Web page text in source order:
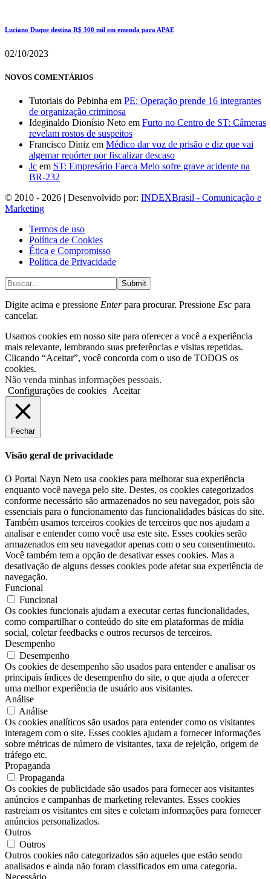
Luciano Duque destina R$ 300 mil em emenda para APAE
02/10/2023
NOVOS COMENTÁRIOS
Tutoriais do Pebinha em PE: Operação prende 16 integrantes
de organização criminosa
Ideginaldo Dionísio Neto em Furto no Centro de ST: Câmeras
revelam rostos de suspeitos
Francisco Diniz em Médico dar voz de prisão e diz que vai
algemar repórter por fiscalizar descaso
Jc em ST: Empresário Faeca Melo sofre grave acidente na
BR-232
© 2010 - 2026 | Desenvolvido por: INDEXBrasil - Comunicação e
Marketing
Termos de uso
Política de Cookies
Ética e Compromisso
Política de Privacidade
Submit
Digite acima e pressione Enterpara procurar. Pressione Esc para
cancelar.
Usamos cookies em nosso site para oferecer a você a experiência
mais relevante, lembrando suas preferências e visitas repetidas.
Clicando “Aceitar”, você concorda com o uso de TODOS os
cookies.
Não venda minhas informações pessoais.
Configurações de cookies
Aceitar
Fechar
Visão geral de privacidade
O Portal Nayn Neto usa cookies para melhorar sua experiência
enquanto você navega pelo site. Destes, os cookies categorizados
conforme necessário são armazenados no seu navegador, pois são
essenciais para o funcionamento das funcionalidades básicas do site.
Também usamos terceiros cookies de terceiros que nos ajudam a
analisar e entender como você usa este site. Esses cookies serão
armazenados em seu navegador apenas com o seu consentimento.
Você também tem a opção de desativar esses cookies. Mas a
desativação de alguns desses cookies pode afetar sua experiência de
navegação.
Funcional
Funcional
Os cookies funcionais ajudam a executar certas funcionalidades,
como compartilhar o conteúdo do site em plataformas de mídia
social, coletar feedbacks e outros recursos de terceiros.
Desempenho
Desempenho
Os cookies de desempenho são usados ​​para entender e analisar os
principais índices de desempenho do site, o que ajuda a oferecer
uma melhor experiência de usuário aos visitantes.
Análise
Análise
Os cookies analíticos são usados ​​para entender como os visitantes
interagem com o site. Esses cookies ajudam a fornecer informações
sobre métricas de número de visitantes, taxa de rejeição, origem de
tráfego etc.
Propaganda
Propaganda
Os cookies de publicidade são usados ​​para fornecer aos visitantes
anúncios e campanhas de marketing relevantes. Esses cookies
rastreiam os visitantes em sites e coletam informações para fornecer
anúncios personalizados.
Outros
Outros
Outros cookies não categorizados são aqueles que estão sendo
analisados ​​e ainda não foram classificados em uma categoria.